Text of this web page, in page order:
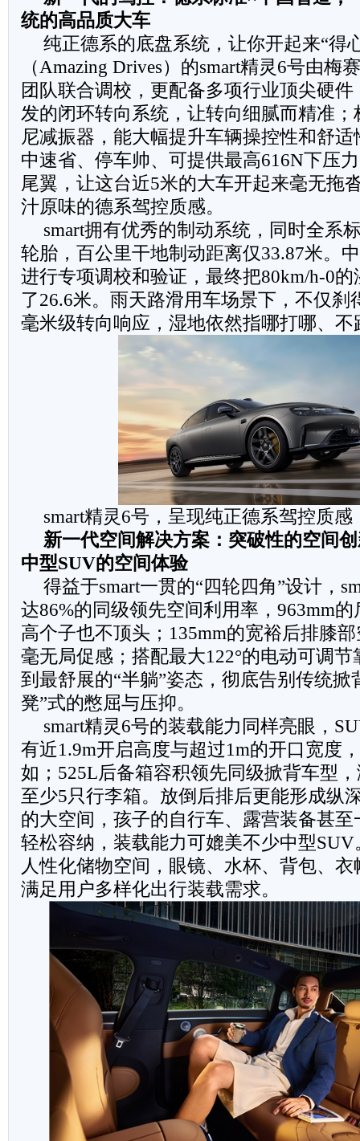
统的高品质大车
纯正德系的底盘系统，让你开起来“得
（Amazing Drives）的smart精灵6号由梅
团队联合调校，更配备多项行业顶尖硬
发的闭环转向系统，让转向细腻而精准；
尼减振器，能大幅提升车辆操控性和舒
中速省、停车帅、可提供最高616N下压
尾翼，让这台近5米的大车开起来毫无拖
汁原味的德系驾控质感。
smart拥有优秀的制动系统，同时全系
轮胎，百公里干地制动距离仅33.87米。
进行专项调校和验证，最终把80km/h-0
了26.6米。雨天路滑用车场景下，不仅刹
毫米级转向响应，湿地依然指哪打哪、不
smart精灵6号，呈现纯正德系驾控质感
新一代空间解决方案：突破性的空间
中型SUV的空间体验
得益于smart一贯的“四轮四角”设计，
达86%的同级领先空间利用率，963mm
高个子也不顶头；135mm的宽裕后排膝
毫无局促感；搭配最大122°的电动可调
到最舒展的“半躺”姿态，彻底告别传统掀
凳”式的憋屈与压抑。
smart精灵6号的装载能力同样亮眼，
有近1.9m开启高度与超过1m的开口宽度
如；525L后备箱容积领先同级掀背车型
至少5只行李箱。放倒后排后更能形成纵
的大空间，孩子的自行车、露营装备甚
轻松容纳，装载能力可媲美不少中型
人性化储物空间，眼镜、水杯、背包、
满足用户多样化出行装载需求。